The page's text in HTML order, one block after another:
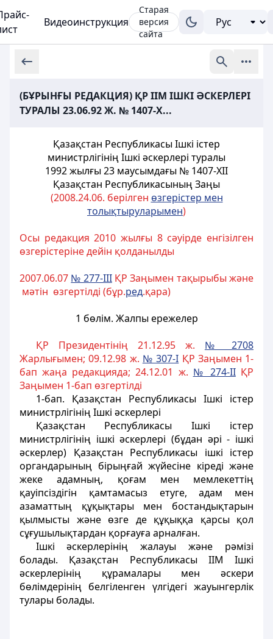
Видеоинструкция
Старая
версия
сайта
(БҰРЫНҒЫ РЕДАКЦИЯ) ҚР ІІМ ІШКІ ӘСКЕРЛЕРІ
ТУРАЛЫ 23.06.92 Ж. № 1407-X...
Қазақстан Республикасы Iшкi iстер
министрлігінiң Ішкі әскерлері туралы
1992 жылғы 23 маусымдағы № 1407-XII
Қазақстан Республикасының Заңы
(2008.24.06. берілген өзгерістер мен
толықтыруларымен)
Осы редакция 2010 жылғы 8 сәуірде енгізілген
өзгерістеріне дейін қолданылды
2007.06.07 № 277-IIIҚР Заңымен тақырыбы және
мәтін өзгертілді (бұр.ред.қара)
1 бөлiм. Жалпы ережелер
ҚР Президентінің 21.12.95 ж. № 2708
Жарлығымен; 09.12.98 ж. № 307-I ҚР Заңымен 1-
бап жаңа редакцияда; 24.12.01 ж. № 274-IIҚР
Заңымен 1-бап өзгертілді
1-бап. Қазақстан Республикасы Ішкі істер
министрлігінің Ішкі әскерлері
Қазақстан Республикасы Iшкi iстер
министрлігінiң iшкi әскерлерi (бұдан әрi - iшкi
әскерлер) Қазақстан Республикасы iшкi iстер
органдарының бiрыңғай жүйесiне кiредi және
жеке адамның, қоғам мен мемлекеттiң
қауiпсiздiгiн қамтамасыз етуге, адам мен
азаматтың құқықтары мен бостандықтарын
қылмысты және өзге де құқыққа қарсы қол
сұғушылықтардан қорғауға арналған.
Ішкі әскерлерінің жалауы және рәмізі
болады. Қазақстан Республикасы ІІМ Ішкі
әскерлерінің құрамалары мен әскери
бөлімдерінің белгіленген үлгідегі жауынгерлік
тулары болады.